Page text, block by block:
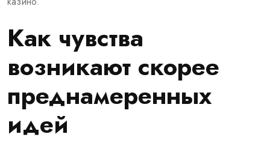
Как чувства
возникают скорее
преднамеренных
идей